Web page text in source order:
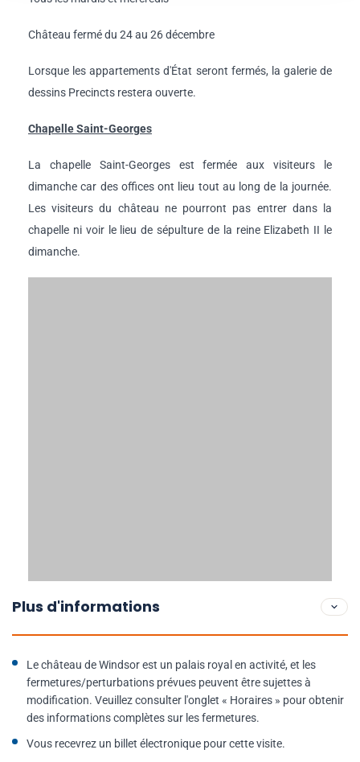
Château fermé du 24 au 26 décembre
Lorsque les appartements d'État seront fermés, la galerie de
dessins Precincts restera ouverte.
Chapelle Saint-Georges
La chapelle Saint-Georges est fermée aux visiteurs le
dimanche car des offices ont lieu tout au long de la journée.
Les visiteurs du château ne pourront pas entrer dans la
chapelle ni voir le lieu de sépulture de la reine Elizabeth II le
dimanche.
Plus d'informations
Le château de Windsor est un palais royal en activité, et les
fermetures/perturbations prévues peuvent être sujettes à
modification. Veuillez consulter l'onglet « Horaires » pour obtenir
des informations complètes sur les fermetures.
Vous recevrez un billet électronique pour cette visite.